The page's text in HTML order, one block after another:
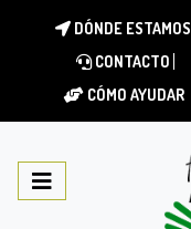
DÓNDE ESTAMOS
CONTACTO
CÓMO AYUDAR